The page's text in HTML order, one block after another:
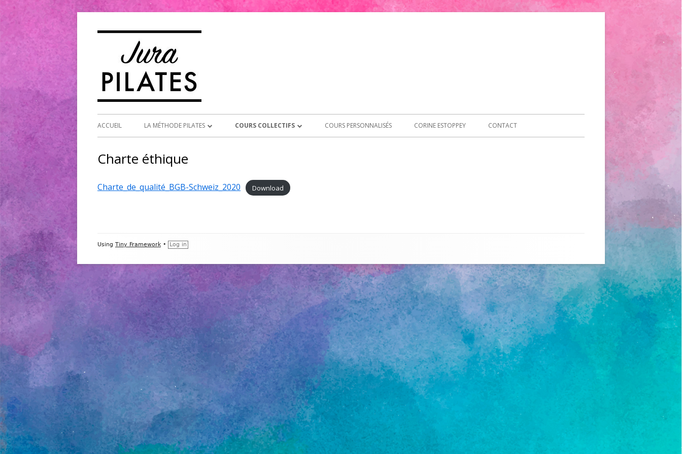
Skip
content
Primary
ACCUEIL LA MÉTHODE PILATES
LES BIENFAITS
POUR QUI?
COURS COLLECTIFS
MATWORK (TRAVAIL AU SOL)
COURS PERSONNALISÉS CORINE ESTOPPEY CONTACT
Charte éthique
Charte_de_qualité_BGB-Schweiz_2020 Download
Footer
Using Tiny Framework • Log in